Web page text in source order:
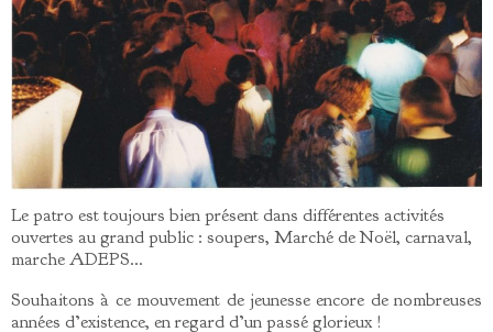
Le patro est toujours bien présent dans différentes activités
ouvertes au grand public : soupers, Marché de Noël, carnaval,
marche ADEPS…
Souhaitons à ce mouvement de jeunesse encore de nombreuses
années d’existence, en regard d’un passé glorieux !